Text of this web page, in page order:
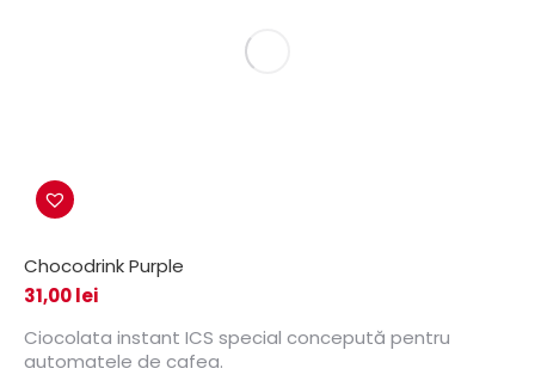
Chocodrink Purple
31,00lei
Ciocolata instant ICS special concepută pentru
automatele de cafea.